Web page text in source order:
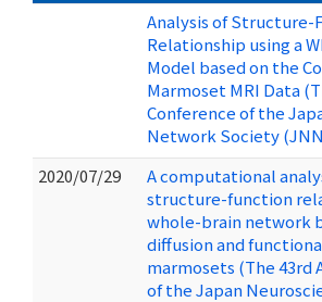
Analysis of Structure-
Relationship using a
Model based on the
Marmoset MRI Data
Conference of the
Network Society
2020/07/29
A computational
structure-function
whole-brain network
diffusion and
marmosets (The 43rd
of the Japan